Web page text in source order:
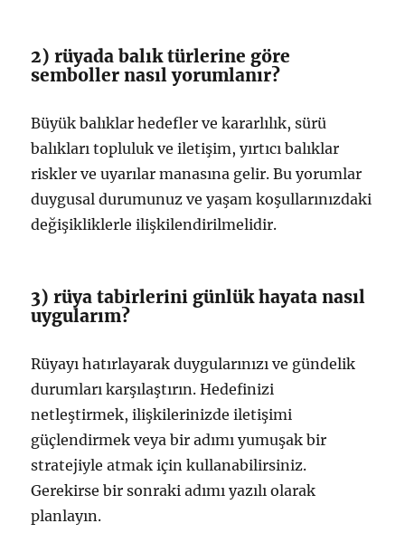
2) rüyada balık türlerine göre
semboller nasıl yorumlanır?
Büyük balıklar hedefler ve kararlılık, sürü
balıkları topluluk ve iletişim, yırtıcı balıklar
riskler ve uyarılar manasına gelir. Bu yorumlar
duygusal durumunuz ve yaşam koşullarınızdaki
değişikliklerle ilişkilendirilmelidir.
3) rüya tabirlerini günlük hayata nasıl
uygularım?
Rüyayı hatırlayarak duygularınızı ve gündelik
durumları karşılaştırın. Hedefinizi
netleştirmek, ilişkilerinizde iletişimi
güçlendirmek veya bir adımı yumuşak bir
stratejiyle atmak için kullanabilirsiniz.
Gerekirse bir sonraki adımı yazılı olarak
planlayın.